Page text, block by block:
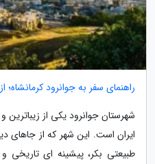
راهنمای سفر به جوانرود
شهرستان جوانرود یکی از
ایران است. این شهر که از جاهای
طبیعتی بکر، پیشینه ای تاریخی